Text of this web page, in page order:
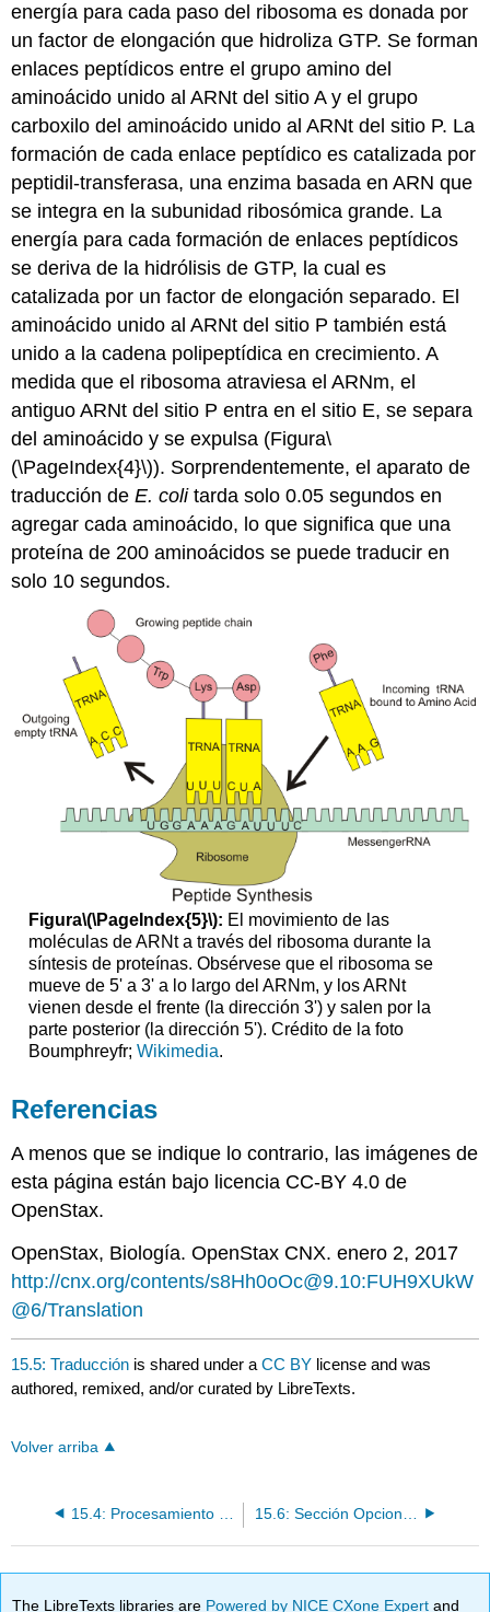
energía para cada paso del ribosoma es donada por
un factor de elongación que hidroliza GTP. Se forman
enlaces peptídicos entre el grupo amino del
aminoácido unido al ARNt del sitio A y el grupo
carboxilo del aminoácido unido al ARNt del sitio P. La
formación de cada enlace peptídico es catalizada por
peptidil-transferasa, una enzima basada en ARN que
se integra en la subunidad ribosómica grande. La
energía para cada formación de enlaces peptídicos
se deriva de la hidrólisis de GTP, la cual es
catalizada por un factor de elongación separado. El
aminoácido unido al ARNt del sitio P también está
unido a la cadena polipeptídica en crecimiento. A
medida que el ribosoma atraviesa el ARNm, el
antiguo ARNt del sitio P entra en el sitio E, se separa
del aminoácido y se expulsa (Figura\
(\PageIndex{4}\)). Sorprendentemente, el aparato de
traducción deE. colitarda solo 0.05 segundos en
agregar cada aminoácido, lo que significa que una
proteína de 200 aminoácidos se puede traducir en
solo 10 segundos.
Figura\(\PageIndex{5}\): El movimiento de las
moléculas de ARNt a través del ribosoma durante la
síntesis de proteínas. Obsérvese que el ribosoma se
mueve de 5' a 3' a lo largo del ARNm, y los ARNt
vienen desde el frente (la dirección 3') y salen por la
parte posterior (la dirección 5'). Crédito de la foto
Boumphreyfr; Wikimedia.
Referencias
A menos que se indique lo contrario, las imágenes de
esta página están bajo licencia CC-BY 4.0 de
OpenStax.
OpenStax, Biología. OpenStax CNX. enero 2, 2017
http://cnx.org/contents/s8Hh0oOc@9.10:FUH9XUkW
@6/Translation
15.5: Traducción is shared under aCC BY license and was
authored, remixed, and/or curated by LibreTexts.
Volver arriba
The LibreTexts libraries are Powered by NICE CXone Expertand